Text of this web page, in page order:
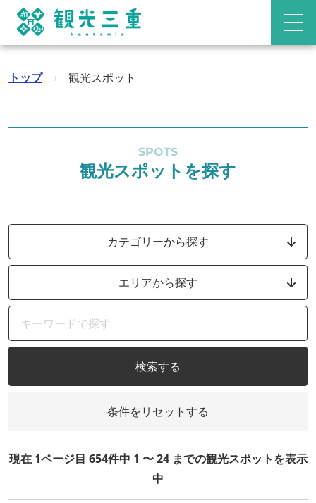
トップ › 観光スポット
SPOTS
観光スポットを探す
カテゴリーから探す
エリアから探す
検索する
条件をリセットする
現在 1ページ目 654件中 1 〜 24 までの観光スポットを表示
中